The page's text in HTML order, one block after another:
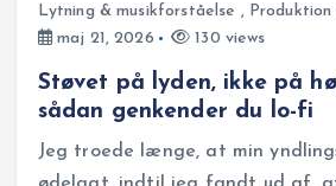
Lytning & musikforståelse , Produktion
maj 21, 2026
130 views
Støvet på lyden, ikke på
sådan genkender du lo-fi
Jeg troede længe, at min